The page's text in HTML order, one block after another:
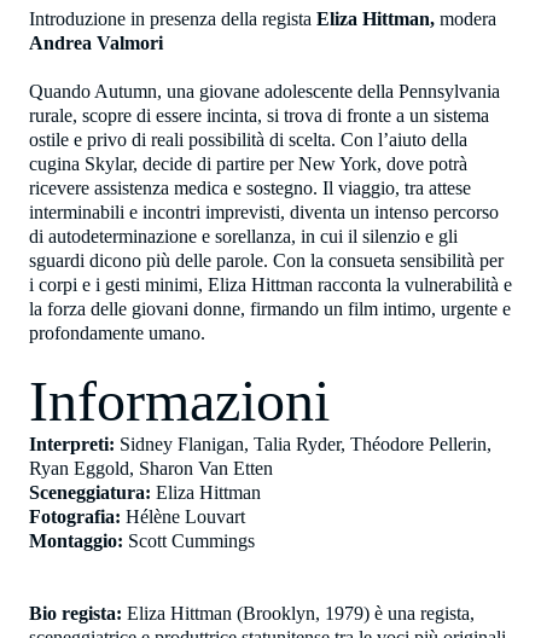
Introduzione in presenza della regista Eliza Hittman, modera
Andrea Valmori
Quando Autumn, una giovane adolescente della Pennsylvania
rurale, scopre di essere incinta, si trova di fronte a un sistema
ostile e privo di reali possibilità di scelta. Con l’aiuto della
cugina Skylar, decide di partire per New York, dove potrà
ricevere assistenza medica e sostegno. Il viaggio, tra attese
interminabili e incontri imprevisti, diventa un intenso percorso
di autodeterminazione e sorellanza, in cui il silenzio e gli
sguardi dicono più delle parole. Con la consueta sensibilità per
i corpi e i gesti minimi, Eliza Hittman racconta la vulnerabilità e
la forza delle giovani donne, firmando un film intimo, urgente e
profondamente umano.
Informazioni
Interpreti: Sidney Flanigan, Talia Ryder, Théodore Pellerin,
Ryan Eggold, Sharon Van Etten
Sceneggiatura: Eliza Hittman
Fotografia: Hélène Louvart
Montaggio: Scott Cummings
Bio regista: Eliza Hittman (Brooklyn, 1979) è una regista,